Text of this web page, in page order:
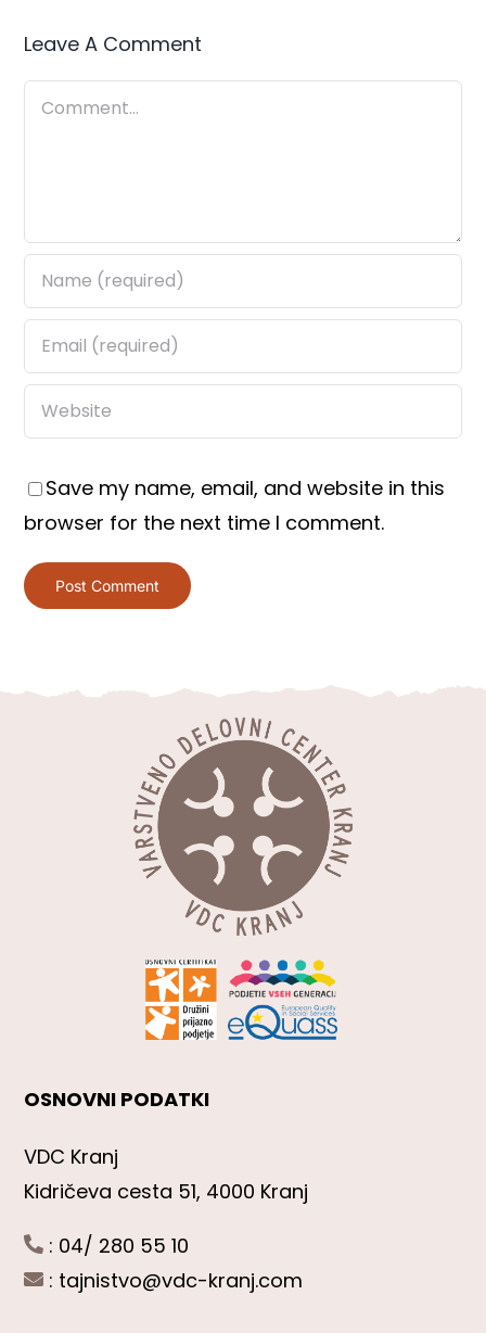
Leave A Comment
Comment
Save my name, email, and website in this
browser for the next time I comment.
OSNOVNI PODATKI
VDC Kranj
Kidričeva cesta 51, 4000 Kranj
: 04/ 280 55 10
: tajnistvo@vdc-kranj.com